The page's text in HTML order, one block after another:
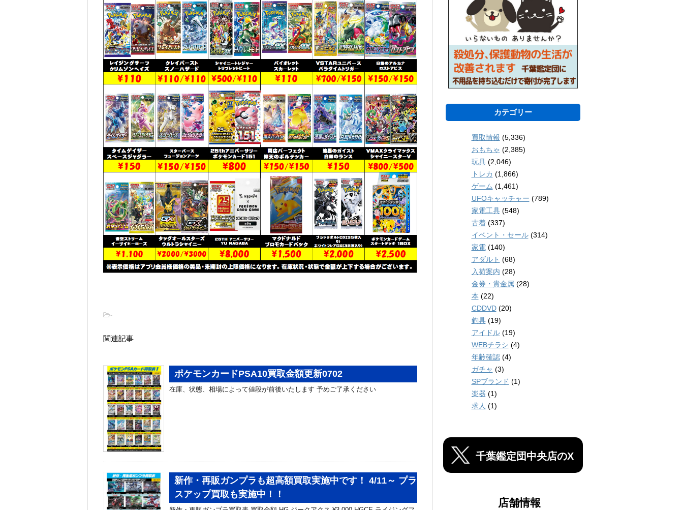
-
関連記事
ポケモンカードPSA10買取金額更新0702
在庫、状態、相場によって値段が前後いたします 予めご了承ください
新作・再販ガンプラも超高額買取実施中です！ 4/11～ プラ
スアップ買取も実施中！！
カテゴリー
買取情報 (5,336)
おもちゃ (2,385)
玩具(2,046)
トレカ (1,866)
ゲーム (1,461)
UFOキャッチャー (789)
家電工具(548)
古着(337)
イベント・セール(314)
家電(140)
アダルト (68)
入荷案内 (28)
金券・貴金属 (28)
本 (22)
CDDVD(20)
釣具(19)
アイドル(19)
WEBチラシ (4)
年齢確認(4)
ガチャ (3)
SPブランド (1)
楽器 (1)
求人 (1)
千葉鑑定団中央店のX
店舗情報